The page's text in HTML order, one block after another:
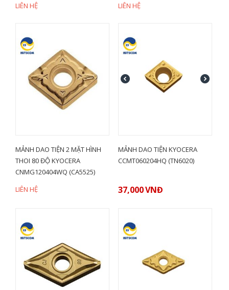
LIÊN HỆ
LIÊN HỆ
MẢNH DAO TIỆN 2 MẶT HÌNH
THOI 80 ĐỘ KYOCERA
CNMG120404WQ (CA5525)
LIÊN HỆ
MẢNH DAO TIỆN KYOCERA
CCMT060204HQ (TN6020)
37,000VNĐ